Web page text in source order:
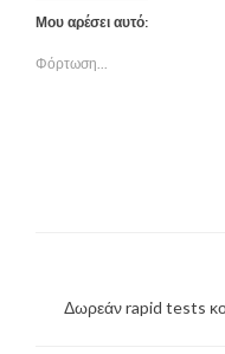
Μου αρέσει αυτό:
Φόρτωση...
Δωρεάν rapid tests